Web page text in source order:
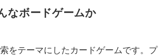
なボードゲームか
をテーマにしたカードゲームです。プ